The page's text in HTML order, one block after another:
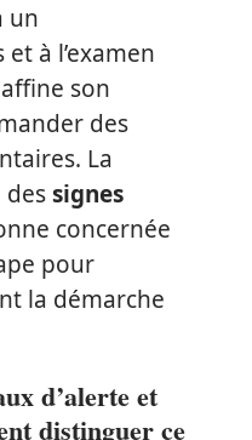
un
à l’examen
son
des
La
signes
concernée
pour
la démarche
d’alerte et
distinguer ce